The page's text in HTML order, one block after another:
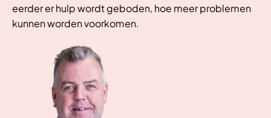
eerder er hulp wordt geboden, hoe meer problemen
kunnen worden voorkomen.